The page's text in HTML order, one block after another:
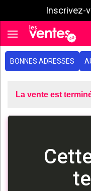
Inscrivez-
Toggle navigation
BONNES ADRESSES
La vente est